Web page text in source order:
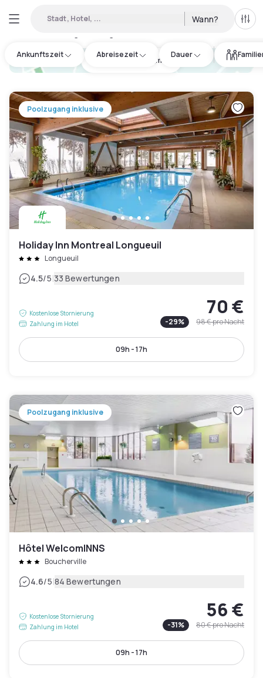
Stadt, Hotel, ... Wann? Alle
Ankunftszeit Abreisezeit Dauer
hotel.cta.view_map
Poolzugang inklusive
Holiday Inn Montreal Longueuil
Longueuil
4.5/5|33 Bewertungen
Kostenlose Stornierung
Zahlung im Hotel
70 €
-29% 98 €pro Nacht
09h - 17h
Poolzugang inklusive
Hôtel WelcomINNS
Boucherville
4.6/5|84 Bewertungen
Kostenlose Stornierung
Zahlung im Hotel
56 €
-31% 80 €pro Nacht
09h - 17h